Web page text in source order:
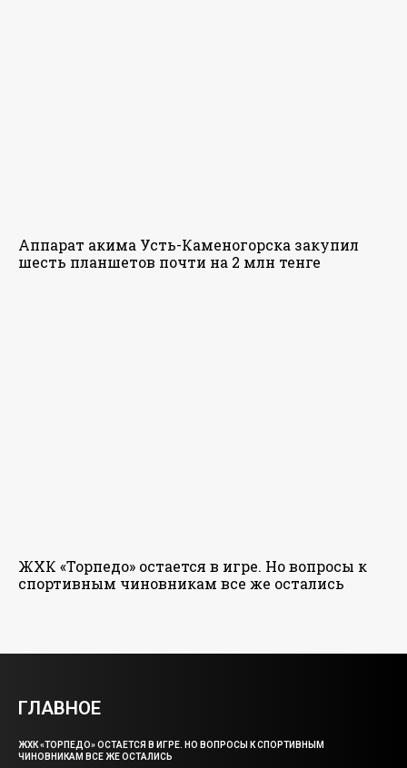
Аппарат акима Усть-Каменогорска закупил
шесть планшетов почти на 2 млн тенге
ЖХК «Торпедо» остается в игре. Но вопросы к
спортивным чиновникам все же остались
ГЛАВНОЕ
ЖХК «ТОРПЕДО» ОСТАЕТСЯ В ИГРЕ. НО ВОПРОСЫ К СПОРТИВНЫМ
ЧИНОВНИКАМ ВСЕ ЖЕ ОСТАЛИСЬ